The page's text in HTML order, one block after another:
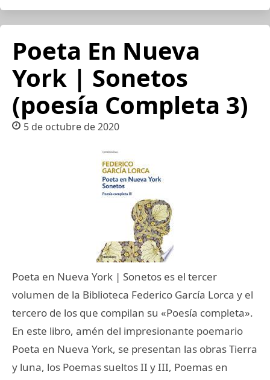
Poeta En Nueva
York | Sonetos
(poesía Completa 3)
5 de octubre de 2020
Poeta en Nueva York | Sonetos es el tercer
volumen de la Biblioteca Federico García Lorca y el
tercero de los que compilan su «Poesía completa».
En este libro, amén del impresionante poemario
Poeta en Nueva York, se presentan las obras Tierra
y luna, los Poemas sueltos II y III, Poemas en